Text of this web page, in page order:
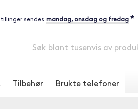
sendes mandag, onsdag og fredag *
Tilbehør Brukte telefoner